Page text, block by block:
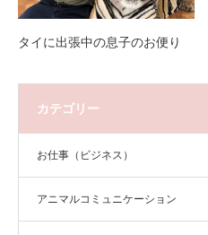
タイに出張中の息子のお便り
カテゴリー
お仕事（ビジネス）
アニマルコミュニケーション